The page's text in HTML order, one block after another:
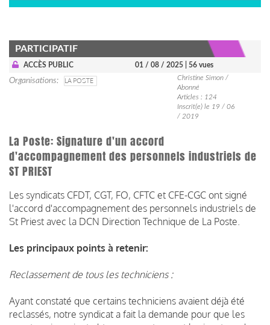
PARTICIPATIF
ACCÈS PUBLIC 01 / 08 / 2025 | 56 vues
Organisations LA POSTE
Christine Simon /
Abonné
Articles : 124
Inscrit(e) le 19 / 06
/ 2019
La Poste: Signature d'un accord
d'accompagnement des personnels industriels de
ST PRIEST
Les syndicats CFDT, CGT, FO, CFTC et CFE-CGC ont signé
l'accord d'accompagnement des personnels industriels de
St Priest avec la DCN Direction Technique de La Poste.
Les principaux points à retenir:
Reclassement de tous les techniciens :
Ayant constaté que certains techniciens avaient déjà été
reclassés, notre syndicat a fait la demande pour que les